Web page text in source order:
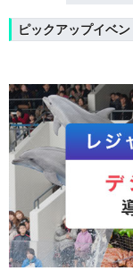
ピックアップイベン